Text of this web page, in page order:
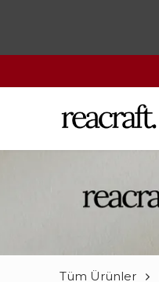
Tüm Ürünler